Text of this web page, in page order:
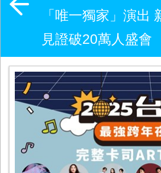
「唯一獨家」演出
見證破20萬人盛會